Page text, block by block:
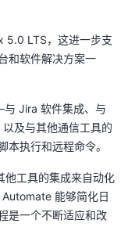
5.0 LTS，这进一步支
和软件解决方案一
Jira 软件集成、与
及与其他通信工具的
执行和远程命令。
他工具的集成来自动化
能够简化日
是一个不断适应和改